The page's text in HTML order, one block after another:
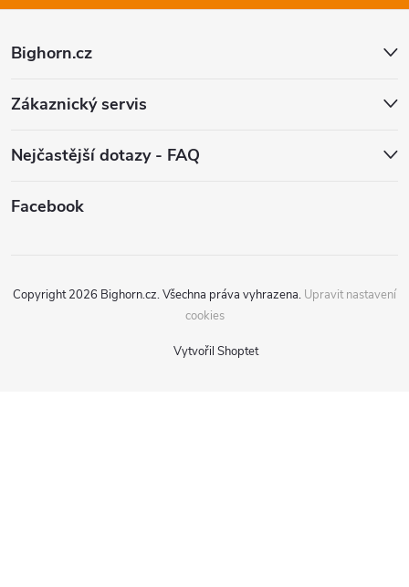
Bighorn.cz
Zákaznický servis
Nejčastější dotazy - FAQ
Facebook
Vytvořil Shoptet
Copyright 2026 Bighorn.cz. Všechna práva vyhrazena. Upravit nastavení
cookies